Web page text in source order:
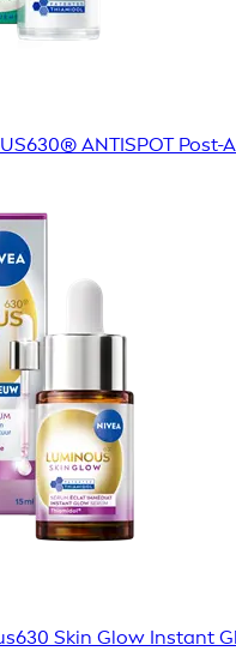
ANTISPOT Post-
Skin Glow Instant